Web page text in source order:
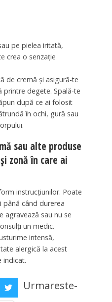
pe pielea iritată,
crea o senzaţie
de cremă şi asigură-te
printre degete. Spală-te
după ce ai folosit
în ochi, gură sau
sau alte produse
zonă în care ai
instrucţiunilor. Poate
până când durerea
agravează sau nu se
un medic.
intensă,
alergică la acest
indicat.
Urmareste-